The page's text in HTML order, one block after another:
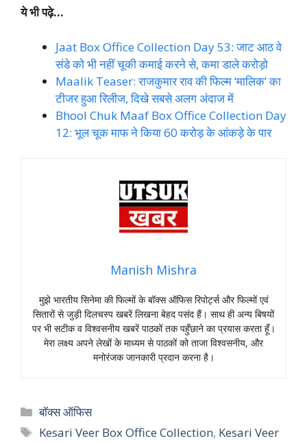
ये भी पढ़े…
Jaat Box Office Collection Day 53: जाट आठ वे
संडे को भी नहीं चूकी कमाई करने से, कमा डाले करोड़ो
Maalik Teaser: राजकुमार राव की फिल्म ‘मालिक’ का
टीजर हुआ रिलीज, दिखे सबसे अलग अंदाज में
Bhool Chuk Maaf Box Office Collection Day
12: भूल चूक माफ ने किया 60 करोड़ के आंकड़े के पार
Manish Mishra
मुझे भारतीय सिनेमा की फिल्मों के बॉक्स ऑफिस रिपोर्ट्स और फिल्मों एवं
सितारों से जुड़ी दिलचस्प खबरें लिखना बेहद पसंद हैं। साथ ही अन्य बिषयों
पर भी सटीक व विश्वसनीय खबरें पाठकों तक पहुँछाने का प्रयास करता हूँ।
मेरा लक्ष्य अपने लेखों के माध्यम से पाठकों को ताजा विश्वसनीय, और
मनोरंजक जानकारी प्रदान करना है।
Categories
बॉक्स ऑफिस
Tags
Kesari Veer Box Office Collection, Kesari Veer